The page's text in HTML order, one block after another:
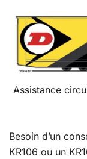
Assistance
Besoin d’un
KR106 ou un